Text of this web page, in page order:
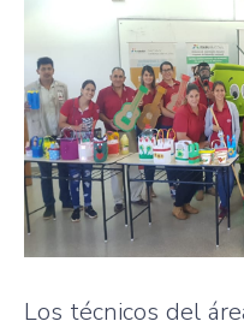
Los técnicos del